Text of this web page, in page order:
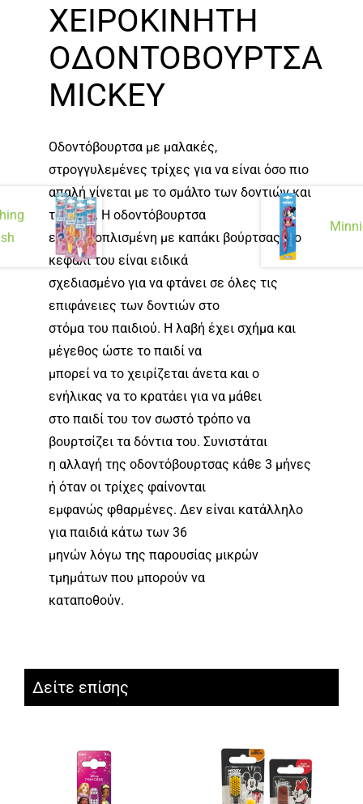
ΧΕΙΡΟΚΙΝΗΤΗ
ΟΔΟΝΤΟΒΟΥΡΤΣΑ
MICKEY
Οδοντόβουρτσα με μαλακές,
στρογγυλεμένες τρίχες για να είναι όσο πιο
απαλή γίνεται με το σμάλτο των δοντιών και
τα ούλα. Η οδοντόβουρτσα
είναι εξοπλισμένη με καπάκι βούρτσας. Το
κεφάλι του είναι ειδικά
σχεδιασμένο για να φτάνει σε όλες τις
επιφάνειες των δοντιών στο
στόμα του παιδιού. Η λαβή έχει σχήμα και
μέγεθος ώστε το παιδί να
μπορεί να το χειρίζεται άνετα και ο
ενήλικας να το κρατάει για να μάθει
στο παιδί του τον σωστό τρόπο να
βουρτσίζει τα δόντια του. Συνιστάται
η αλλαγή της οδοντόβουρτσας κάθε 3 μήνες
ή όταν οι τρίχες φαίνονται
εμφανώς φθαρμένες. Δεν είναι κατάλληλο
για παιδιά κάτω των 36
μηνών λόγω της παρουσίας μικρών
τμημάτων που μπορούν να
καταποθούν.
Δείτε επίσης